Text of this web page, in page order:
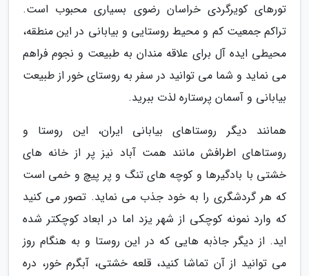
تورهای کویرگردی خراسان رضوی بسیاری محبوب است.
تراکم جمعیت کم و محیط روستایی و بیابانی در این منطقه،
محیطی ایده آل برای علاقه مندان به طبیعت و نجوم فراهم
می نماید و شما می توانید در سفر به روستای خور از طبیعت
بیابانی و آسمان پرستاره لذت ببرید.
همانند دیگر روستاهای بیابانی ایران، این روستا و
روستاهای اطرافش مانند همت آباد نیز پر از خانه های
خشتی با بادگیرها و کوچه های تنگ و پر پیچ و خمی است
که هر گردشگری را به خود جذب می نماید. تصور می کنید
که وارد نمونه کوچکی از شهر یزد اما در ابعاد کوچکتر شده
اید. از دیگر جاذبه هایی که در این روستا و به هنگام روز
می توانید از آن تماشا کنید، قلعه خشتی، آبگرم خور، دره